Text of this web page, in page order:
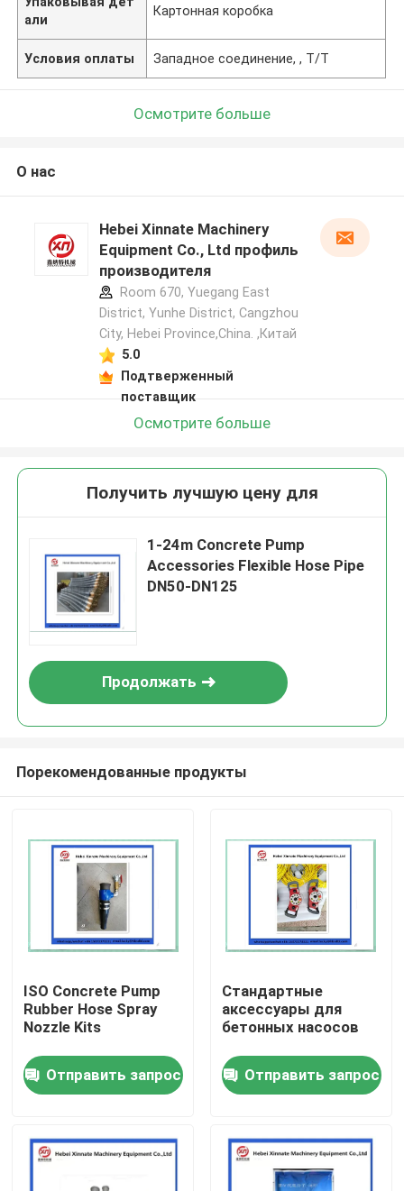
Главная страница
али
Картонная коробка
Условия оплаты Западное соединение, , T/T
Осмотрите больше
О нас
Hebei Xinnate Machinery
Equipment Co., Ltd профиль
производителя
Room 670, Yuegang East
District, Yunhe District, Cangzhou
City, Hebei Province,China. ,Китай
5.0
Подтверженный
поставщик
Осмотрите больше
Получить лучшую цену для
1-24m Concrete Pump
Accessories Flexible Hose Pipe
DN50-DN125
Продолжать
Порекомендованные продукты
ISO Concrete Pump
Rubber Hose Spray
Nozzle Kits
Отправить запрос
Стандартные
аксессуары для
бетонных насосов
Отправить запрос